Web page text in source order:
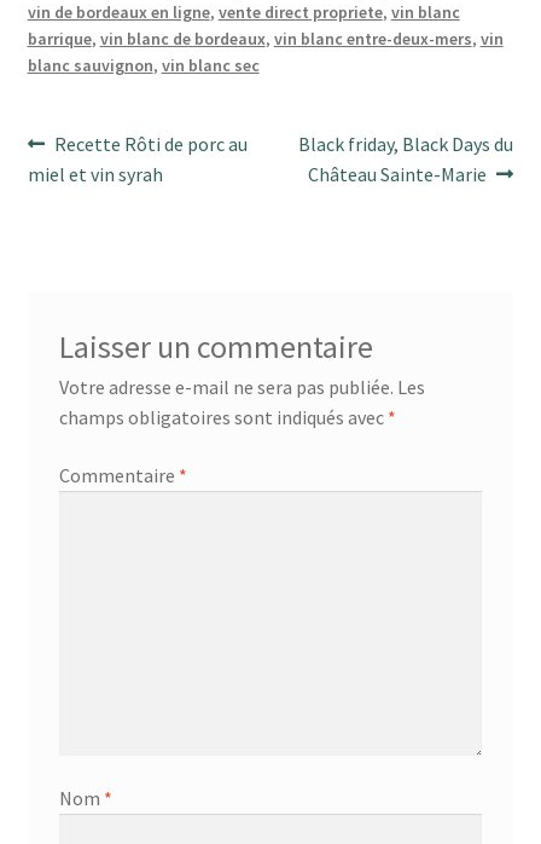
vin de bordeaux en ligne, vente direct propriete, vin blanc
barrique, vin blanc de bordeaux, vin blanc entre-deux-mers, vin
blanc sauvignon, vin blanc sec
Navigation
de
Article
précédent :
Recette Rôti de porc au
miel et vin syrah
Article
suivant :
Black friday, Black Days du
Château Sainte-Marie
Laisser un commentaire
Votre adresse e-mail ne sera pas publiée. Les
champs obligatoires sont indiqués avec *
Commentaire *
Nom *